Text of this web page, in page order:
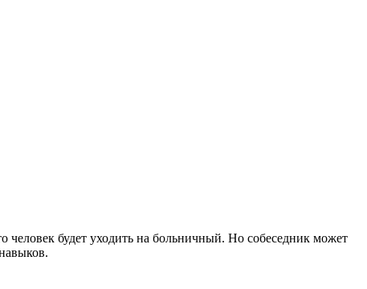
человек будет уходить на больничный. Но собеседник может